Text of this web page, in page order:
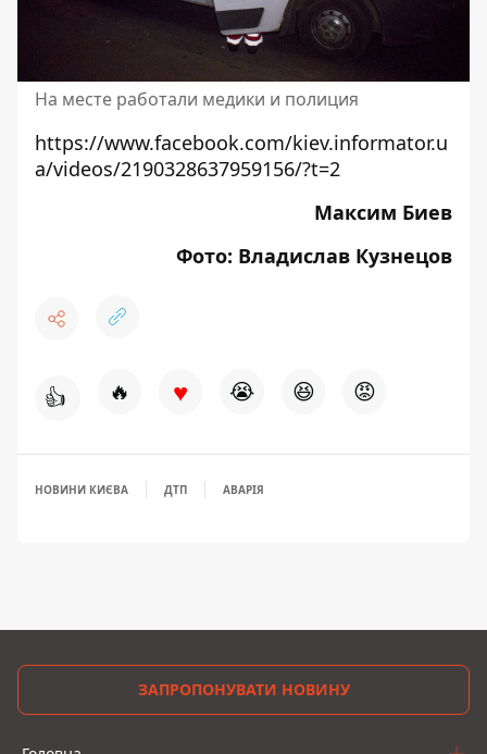
На месте работали медики и полиция
https://www.facebook.com/kiev.informator.u
a/videos/2190328637959156/?t=2
Максим Биев
Фото: Владислав Кузнецов
👍 🔥 ♥ 😭 😆 😡
НОВИНИ КИЄВА ДТП АВАРІЯ
ЗАПРОПОНУВАТИ НОВИНУ